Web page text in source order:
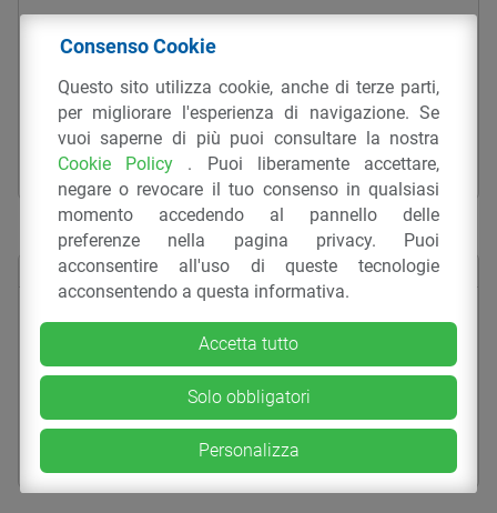
“XXX” RC
ESTRUSIONE
FILM E FOGLIA DA IMBALLAGGIO
IMBALLAGGI
LLDPE DERIBLOK SPA
Film estensibile da mix eco – DRK
“XXX” RC
FILM E FOGLIA DA IMBALLAGGIO
IMBALLAGGI
LLDPE DERIBLOK SPA
Consenso Cookie
Questo sito utilizza cookie, anche di terze parti,
per migliorare l'esperienza di navigazione. Se
vuoi saperne di più puoi consultare la nostra
Cookie Policy . Puoi liberamente accettare,
negare o revocare il tuo consenso in qualsiasi
momento accedendo al pannello delle
preferenze nella pagina privacy. Puoi
acconsentire all'uso di queste tecnologie
acconsentendo a questa informativa.
Accetta tutto
Solo obbligatori
Personalizza